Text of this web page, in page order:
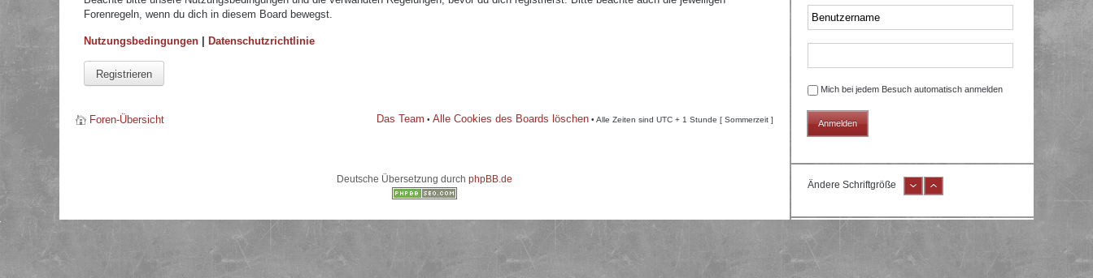
Forenregeln, wenn du dich in diesem Board bewegst.
Nutzungsbedingungen | Datenschutzrichtlinie
Registrieren
Foren-Übersicht Das Team • Alle Cookies des Boards löschen • Alle Zeiten sind UTC + 1 Stunde [ Sommerzeit ]
Deutsche Übersetzung durch phpBB.de
Mich bei jedem Besuch automatisch anmelden
Ändere Schriftgröße